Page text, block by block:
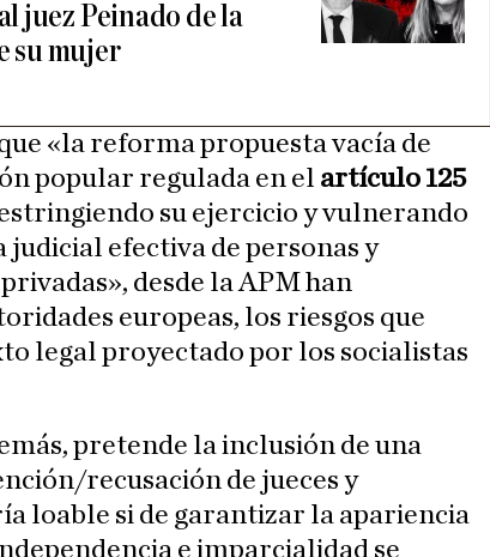
juez Peinado de la
su mujer
«la reforma propuesta vacía de
popular regulada en el artículo 125
su ejercicio y vulnerando
judicial efectiva de personas y
desde la APM han
europeas, los riesgos que
legal proyectado por los socialistas
pretende la inclusión de una
recusación de jueces y
loable si de garantizar la apariencia
e imparcialidad se